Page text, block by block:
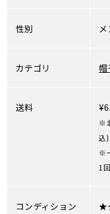
性別
カテゴリ 帽
送料
※
込)
※
1
コンディション